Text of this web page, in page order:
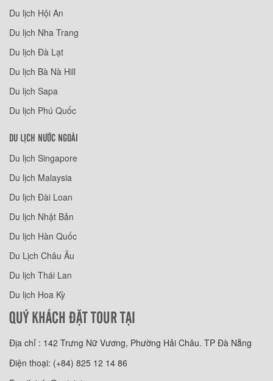
Du lịch Hội An
Du lịch Nha Trang
Du lịch Đà Lạt
Du lịch Bà Nà Hill
Du lịch Sapa
Du lịch Phú Quốc
DU LỊCH NƯỚC NGOÀI
Du lịch Singapore
Du lịch Malaysia
Du lịch Đài Loan
Du lịch Nhật Bản
Du lịch Hàn Quốc
Du Lịch Châu Âu
Du lịch Thái Lan
Du lịch Hoa Kỳ
QUÝ KHÁCH ĐẶT TOUR TẠI
Địa chỉ : 142 Trưng Nữ Vương, Phường Hải Châu. TP Đà Nẵng
Điện thoại: (+84) 825 12 14 86